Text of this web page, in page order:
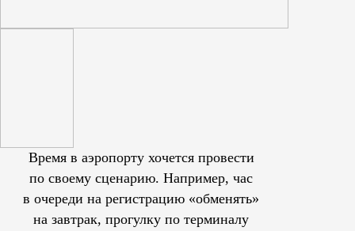
Время в аэропорту хочется провести
по своему сценарию. Например, час
в очереди на регистрацию «обменять»
на завтрак, прогулку по терминалу